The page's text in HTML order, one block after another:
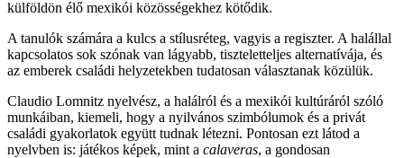
külföldön élő mexikói közösségekhez kötődik.
A tanulók számára a kulcs a stílusréteg, vagyis a regiszter. A halállal
kapcsolatos sok szónak van lágyabb, tiszteletteljes alternatívája, és
az emberek családi helyzetekben tudatosan választanak közülük.
Claudio Lomnitz nyelvész, a halálról és a mexikói kultúráról szóló
munkáiban, kiemeli, hogy a nyilvános szimbólumok és a privát
családi gyakorlatok együtt tudnak létezni. Pontosan ezt látod a
nyelvben is: játékos képek, mint a calaveras, a gondosan